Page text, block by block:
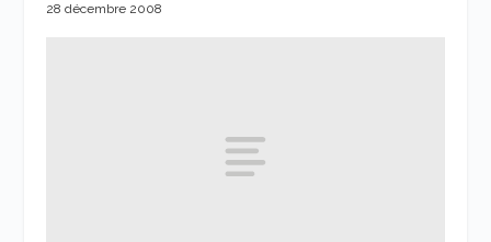
28 décembre 2008